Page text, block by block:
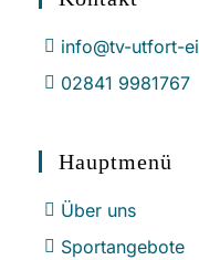
info@tv-utfort-
02841 9981767
Hauptmenü
Über uns
Sportangebote